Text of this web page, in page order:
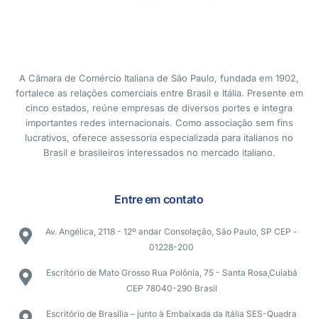
A Câmara de Comércio Italiana de São Paulo, fundada em 1902,
fortalece as relações comerciais entre Brasil e Itália. Presente em
cinco estados, reúne empresas de diversos portes e integra
importantes redes internacionais. Como associação sem fins
lucrativos, oferece assessoria especializada para italianos no
Brasil e brasileiros interessados no mercado italiano.
Entre em contato
Av. Angélica, 2118 - 12º andar Consolação, São Paulo, SP CEP -
01228-200
Escritório de Mato Grosso Rua Polônia, 75 - Santa Rosa,Cuiabá
CEP 78040-290 Brasil
Escritório de Brasília – junto à Embaixada da Itália SES-Quadra